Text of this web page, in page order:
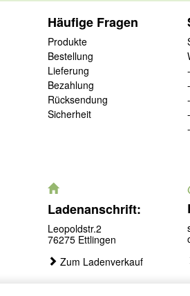
Häufige Fragen
Produkte
Bestellung
Lieferung
Bezahlung
Rücksendung
Sicherheit
Ladenanschrift:
Leopoldstr.2
76275 Ettlingen
Zum Ladenverkauf